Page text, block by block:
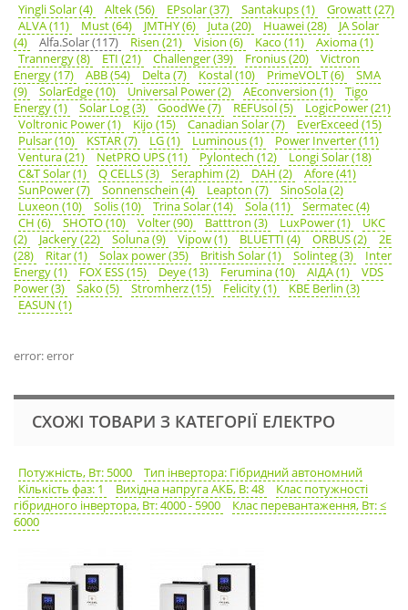
Yingli Solar (4) Altek (56) EPsolar (37) Santakups (1)
Growatt (27)
ALVA (11)
Must (64) JMTHY (6) Juta (20) Huawei (28)
JA Solar
(4)
Alfa.Solar (117) Risen (21) Vision (6) Kaco (11)
Axioma (1)
Trannergy (8)
ETI (21) Challenger (39) Fronius (20)
Victron
Energy (17)
ABB (54) Delta (7) Kostal (10) PrimeVOLT (6)
SMA
(9)
SolarEdge (10) Universal Power (2) AEconversion (1)
Tigo
Energy (1)
Solar Log (3) GoodWe (7) REFUsol (5)
LogicPower (21)
Voltronic Power (1)
Kijo (15) Canadian Solar (7)
EverExceed (15)
Pulsar (10)
KSTAR (7) LG (1) Luminous (1)
Power Inverter (11)
Ventura (21)
NetPRO UPS (11) Pylontech (12)
Longi Solar (18)
C&T Solar (1)
Q CELLS (3) Seraphim (2) DAH (2)
Afore (41)
SunPower (7)
Sonnenschein (4) Leapton (7)
SinoSola (2)
Luxeon (10)
Solis (10) Trina Solar (14) Sola (11)
Sermatec (4)
CH (6)
SHOTO (10) Volter (90) Batttron (3) LuxPower (1)
UKC
(2)
Jackery (22) Soluna (9) Vipow (1) BLUETTI (4) ORBUS (2)
2E
(28)
Ritar (1) Solax power (35) British Solar (1) Solinteg (3)
Inter
Energy (1)
FOX ESS (15) Deye (13) Ferumina (10) АІДА (1)
VDS
Power (3)
Sako (5) Stromherz (15) Felicity (1)
KBE Berlin (3)
EASUN (1)
error: error
СХОЖІ ТОВАРИ З КАТЕГОРІЇ ЕЛЕКТРО
Потужність, Вт: 5000
Тип інвертора: Гібридний автономний
Кількість фаз: 1
Вихідна напруга АКБ, В: 48
Клас потужності
гібридного інвертора, Вт: 4000 - 5900
Клас перевантаження, Вт: ≤
6000